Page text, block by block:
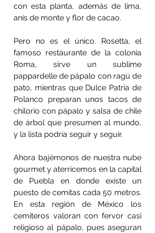
con esta planta, además de lima,
anís de monte y flor de cacao.
Pero no es el único. Rosetta, el
famoso restaurante de la colonia
Roma, sirve un sublime
pappardelle de pápalo con ragú de
pato, mientras que Dulce Patria de
Polanco preparan unos tacos de
chilorio con pápalo y salsa de chile
de árbol que presumen al mundo,
y la lista podría seguir y seguir.
Ahora bajémonos de nuestra nube
gourmet y aterricemos en la capital
de Puebla en donde existe un
puesto de cemitas cada 50 metros.
En esta región de México los
cemiteros valoran con fervor casi
religioso al pápalo, pues aseguran